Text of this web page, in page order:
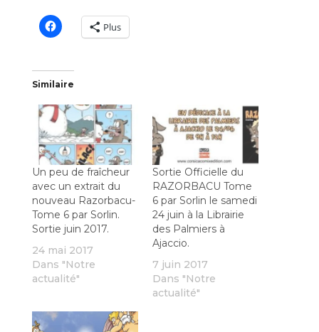
Plus
Similaire
Un peu de fraîcheur
avec un extrait du
nouveau Razorbacu-
Tome 6 par Sorlin.
Sortie juin 2017.
24 mai 2017
Dans "Notre
actualité"
Sortie Officielle du
RAZORBACU Tome
6 par Sorlin le samedi
24 juin à la Librairie
des Palmiers à
Ajaccio.
7 juin 2017
Dans "Notre
actualité"